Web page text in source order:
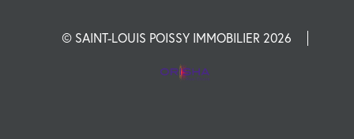
© SAINT-LOUIS POISSY IMMOBILIER 2026